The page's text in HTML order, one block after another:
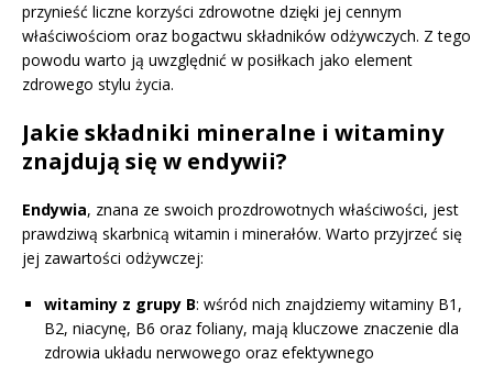
przynieść liczne korzyści zdrowotne dzięki jej cennym
właściwościom oraz bogactwu składników odżywczych. Z tego
powodu warto ją uwzględnić w posiłkach jako element
zdrowego stylu życia.
Jakie składniki mineralne i witaminy
znajdują się w endywii?
Endywia, znana ze swoich prozdrowotnych właściwości, jest
prawdziwą skarbnicą witamin i minerałów. Warto przyjrzeć się
jej zawartości odżywczej:
witaminy z grupy B: wśród nich znajdziemy witaminy B1,
B2, niacynę, B6 oraz foliany, mają kluczowe znaczenie dla
zdrowia układu nerwowego oraz efektywnego